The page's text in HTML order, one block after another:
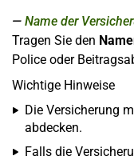
Name der
Tragen Sie den
Police oder
Wichtige Hinweise
Die Versicherung
abdecken.
Falls die